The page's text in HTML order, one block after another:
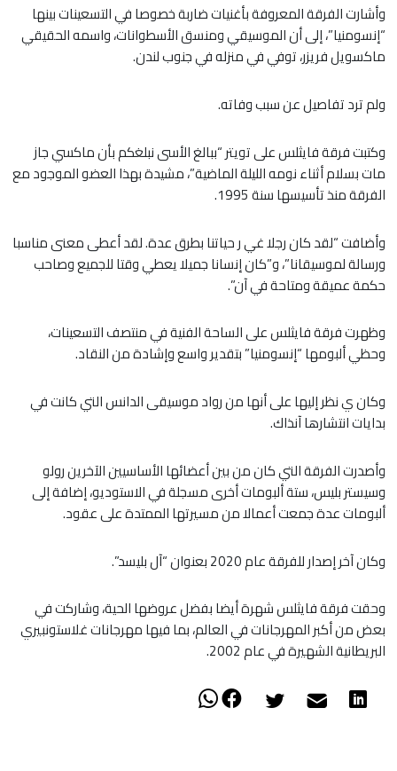
وأشارت الفرقة المعروفة بأغنيات ضاربة خصوصا في التسعينات بينها
“إنسومنيا”، إلى أن الموسيقي ومنسق الأسطوانات، واسمه الحقيقي
ماكسويل فريزر، توفي في منزله في جنوب لندن.
ولم ترد تفاصيل عن سبب وفاته.
وكتبت فرقة فايثلس على تويتر “ببالغ الأسى نبلغكم بأن ماكسي جاز
مات بسلام أثناء نومه الليلة الماضية”، مشيدة بهذا العضو الموجود مع
الفرقة منذ تأسيسها سنة 1995.
وأضافت “لقد كان رجلا غي ر حياتنا بطرق عدة. لقد أعطى معنى مناسبا
ورسالة لموسيقانا”، و”كان إنسانا جميلا يعطي وقتا للجميع وصاحب
حكمة عميقة ومتاحة في آن”.
وظهرت فرقة فايثلس على الساحة الفنية في منتصف التسعينات،
وحظي ألبومها “إنسومنيا” بتقدير واسع وإشادة من النقاد.
وكان ي نظر إليها على أنها من رواد موسيقى الدانس التي كانت في
بدايات انتشارها آنذاك.
وأصدرت الفرقة التي كان من بين أعضائها الأساسيين الآخرين رولو
وسيستر بليس، ستة ألبومات أخرى مسجلة في الاستوديو، إضافة إلى
ألبومات عدة جمعت أعمالا من مسيرتها الممتدة على عقود.
وكان آخر إصدار للفرقة عام 2020 بعنوان “آل بليسد”.
وحقت فرقة فايثلس شهرة أيضا بفضل عروضها الحية، وشاركت في
بعض من أكبر المهرجانات في العالم، بما فيها مهرجانات غلاستونبيري
البريطانية الشهيرة في عام 2002.